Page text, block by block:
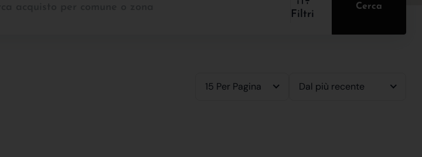
Filtri
Cerca
15 Per Pagina Dal più recente